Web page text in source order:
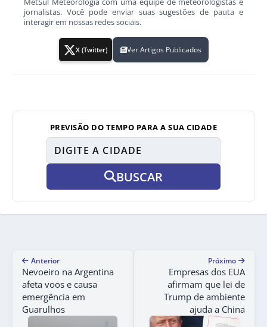
jornalistas. Você pode enviar suas sugestões de pauta e
interagir em nossas redes sociais.
X (Twitter) Ver Artigos Publicados
PREVISÃO DO TEMPO PARA A SUA CIDADE
BUSCAR
Anterior
Nevoeiro na Argentina
afeta voos e causa
emergência em
Guarulhos
Próximo
Empresas dos EUA
afirmam que lei de
Trump de ambiente
ajuda a China